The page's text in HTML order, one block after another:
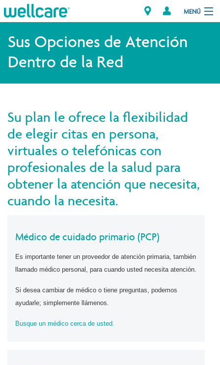
MENÚ
Explorar los Planes
Recursos para Miembros
Intermediarios
Encuentre un Proveedor/Farmacia
Sus Opciones de Atención
Dentro de la Red
Su plan le ofrece la flexibilidad
de elegir citas en persona,
virtuales o telefónicas con
profesionales de la salud para
obtener la atención que necesita,
cuando la necesita.
Médico de cuidado primario (PCP)
Es importante tener un proveedor de atención primaria, también
llamado médico personal, para cuando usted necesita atención.
Si desea cambiar de médico o tiene preguntas, podemos
ayudarle; simplemente llámenos.
Busque un médico cerca de usted.